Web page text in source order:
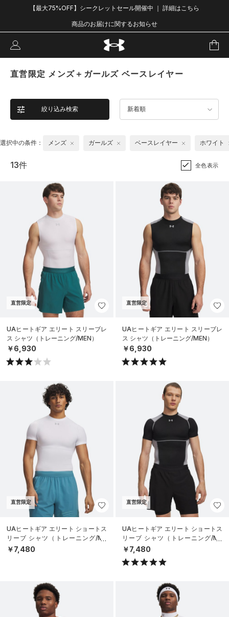
【最大75%OFF】シークレットセール開催中 ｜ 詳細はこちら
商品のお届けに関するお知らせ
直営限定 メンズ＋ガールズ ベースレイヤー
絞り込み検索 新着順
選択中の条件： メンズ ガールズ ベースレイヤー ホワイト
13件 全色表示
直営限定
UAヒートギア エリート スリーブレ
ス シャツ（トレーニング/MEN）
￥6,930
直営限定
UAヒートギア エリート スリーブレ
ス シャツ（トレーニング/MEN）
￥6,930
直営限定
UAヒートギア エリート ショートス
リーブ シャツ（トレーニング/ME
N）
￥7,480
直営限定
UAヒートギア エリート ショートス
リーブ シャツ（トレーニング/ME
N）
￥7,480